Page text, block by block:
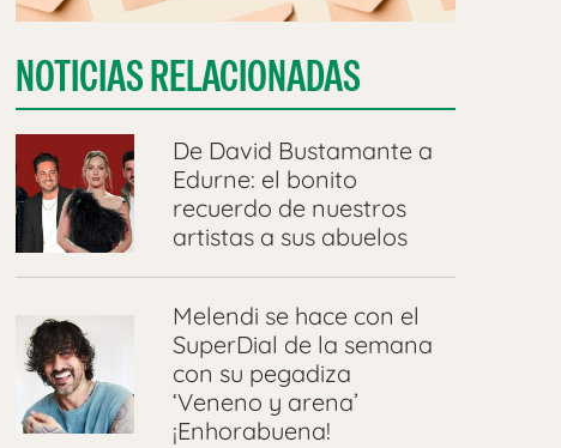
NOTICIAS RELACIONADAS
De David Bustamante a
Edurne: el bonito
recuerdo de nuestros
artistas a sus abuelos
Melendi se hace con el
SuperDial de la semana
con su pegadiza
‘Veneno y arena’
¡Enhorabuena!